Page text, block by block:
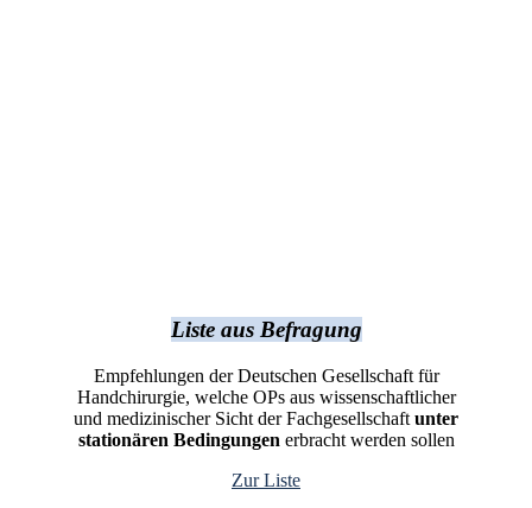
Liste aus Befragung
Empfehlungen der Deutschen Gesellschaft für
Handchirurgie, welche OPs aus wissenschaftlicher
und medizinischer Sicht der Fachgesellschaft unter
stationären Bedingungen erbracht werden sollen
Zur Liste